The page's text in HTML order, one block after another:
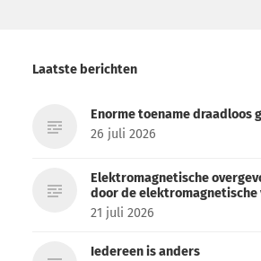
Laatste berichten
Enorme toename draadloos
26 juli 2026
Elektromagnetische
door de elektromagnetische
21 juli 2026
Iedereen is anders